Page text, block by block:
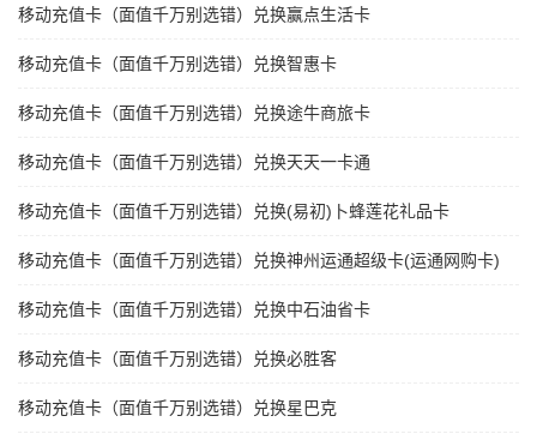
移动充值卡（面值千万别选错）兑换赢点生活卡
移动充值卡（面值千万别选错）兑换智惠卡
移动充值卡（面值千万别选错）兑换途牛商旅卡
移动充值卡（面值千万别选错）兑换天天一卡通
移动充值卡（面值千万别选错）兑换(易初)卜蜂莲花礼品卡
移动充值卡（面值千万别选错）兑换神州运通超级卡(运通网购卡)
移动充值卡（面值千万别选错）兑换中石油省卡
移动充值卡（面值千万别选错）兑换必胜客
移动充值卡（面值千万别选错）兑换星巴克